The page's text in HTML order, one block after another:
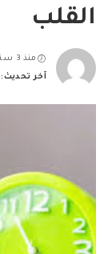
القلب
منذ 3 سنوات
آخر تحديث: 2023-02-28